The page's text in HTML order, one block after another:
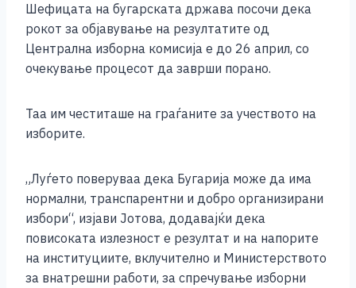
Шефицата на бугарската држава посочи дека
рокот за објавување на резултатите од
Централна изборна комисија е до 26 април, со
очекување процесот да заврши порано.
Таа им честиташе на граѓаните за учеството на
изборите.
„Луѓето поверуваа дека Бугарија може да има
нормални, транспарентни и добро организирани
избори“, изјави Јотова, додавајќи дека
повисоката излезност е резултат и на напорите
на институциите, вклучително и Министерството
за внатрешни работи, за спречување изборни